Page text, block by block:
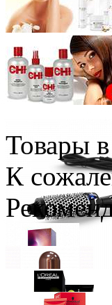
Товары
К